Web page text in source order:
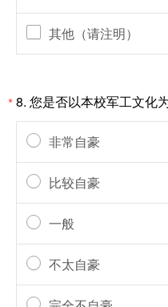
其他（请注明）
*8. 您是否以本校军工文化
非常自豪
比较自豪
一般
不太自豪